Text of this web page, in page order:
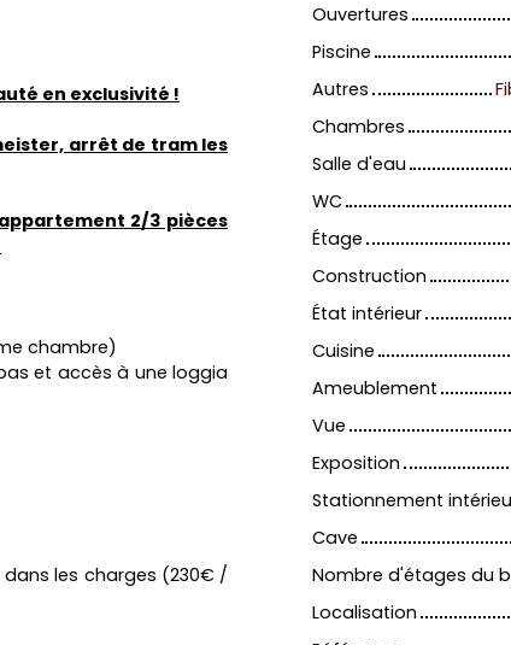
en exclusivité !
arrêt de tram les
2/3 pièces
chambre)
et accès à une loggia
les charges (230€ /
Ouvertures
Piscine
Autres
Chambres
Salle d'eau
WC
Étage
Construction
État intérieur
Cuisine
Ameublement
Vue
Exposition
Stationnement
Cave
Nombre d'étages du
Localisation